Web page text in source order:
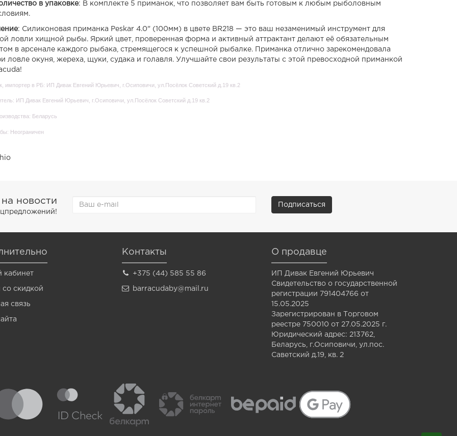
в упаковке: В комплекте 5 приманок, что позволяет вам быть готовым к любым рыболовным
: Силиконовая приманка Peskar 4.0" (100мм) в цвете BR218 — это ваш незаменимый инструмент для
ловли хищной рыбы. Яркий цвет, проверенная форма и активный аттрактант делают её обязательным
в арсенале каждого рыбака, стремящегося к успешной рыбалке. Приманка отлично зарекомендовала
ловле окуня, жереха, щуки, судака и голавля. Улучшайте свои результаты с этой превосходной приманкой
импортер в РБ: ИП Дивак Евгений Юрьевич, г.Осиповичи, ул.Посёлок Советский д.19 кв.2
ИП Дивак Евгений Юрьевич, г.Осиповичи, ул.Посёлок Советский д.19 кв.2
Беларусь
Неограничен
на новости Подписаться
кабинет
со скидкой
связь
Контакты
+375 (44) 585 55 86
barracudaby@mail.ru
О продавце
ИП Дивак Евгений Юрьевич
Свидетельство о государственной
регистрации 791404766 от
15.05.2025
Зарегистрирован в Торговом
реестре 750010 от 27.05.2025 г.
Юридический адрес: 213762,
Беларусь, г.Осиповичи, ул.пос.
Саветский д.19, кв. 2